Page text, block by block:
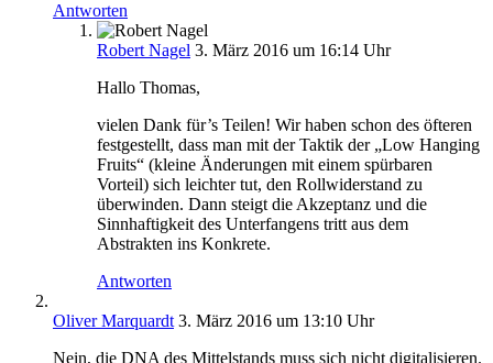
Antworten
Robert Nagel 3. März 2016 um 16:14 Uhr
Hallo Thomas,
vielen Dank für’s Teilen! Wir haben schon des öfteren
festgestellt, dass man mit der Taktik der „Low Hanging
Fruits“ (kleine Änderungen mit einem spürbaren
Vorteil) sich leichter tut, den Rollwiderstand zu
überwinden. Dann steigt die Akzeptanz und die
Sinnhaftigkeit des Unterfangens tritt aus dem
Abstrakten ins Konkrete.
Antworten
Oliver Marquardt 3. März 2016 um 13:10 Uhr
Nein, die DNA des Mittelstands muss sich nicht digitalisieren.